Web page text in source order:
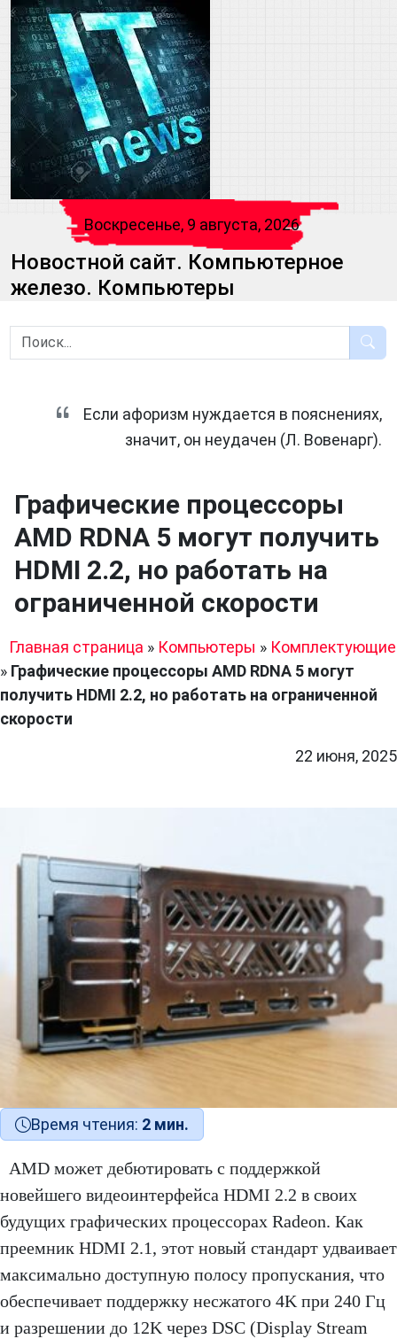
Воскресенье, 9 августа, 2026
Новостной сайт. Компьютерное
железо. Компьютеры
Если афоризм нуждается в пояснениях,
значит, он неудачен (Л. Вовенарг).
Графические процессоры
AMD RDNA 5 могут получить
HDMI 2.2, но работать на
ограниченной скорости
Главная страница » Компьютеры » Комплектующие
» Графические процессоры AMD RDNA 5 могут
получить HDMI 2.2, но работать на ограниченной
скорости
22 июня, 2025
Время чтения: 2 мин.
AMD может дебютировать с поддержкой
новейшего видеоинтерфейса HDMI 2.2 в своих
будущих графических процессорах Radeon. Как
преемник HDMI 2.1, этот новый стандарт удваивает
максимально доступную полосу пропускания, что
обеспечивает поддержку несжатого 4K при 240 Гц
и разрешении до 12K через DSC (Display Stream